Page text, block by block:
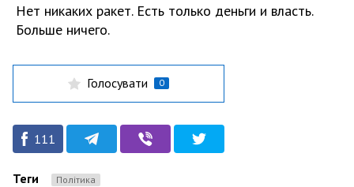
Нет никаких ракет. Есть только деньги и власть.
Больше ничего.
Голосувати 0
111
Теги Політика